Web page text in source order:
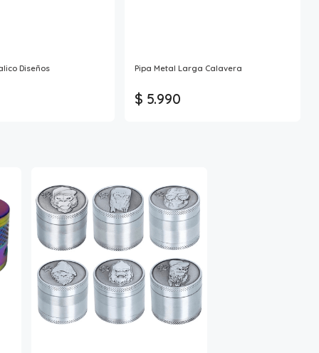
Diseños Pipa Metal Larga Calavera
$ 5.990